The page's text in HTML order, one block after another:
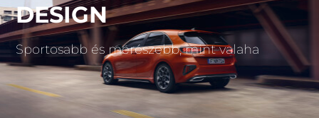
DESIGN
Sportosabb és merészebb, mint valaha